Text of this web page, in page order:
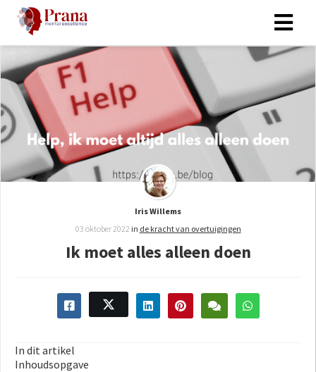
Iris Willems
03 oktober 2022 in de kracht van overtuigingen
Ik moet alles alleen doen
In dit artikel
Inhoudsopgave